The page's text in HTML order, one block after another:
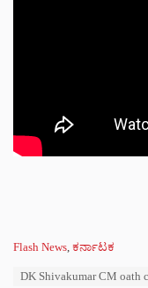
C
Flash News ಕರ್ನಾಟಕ
DK Shivakumar CM oath